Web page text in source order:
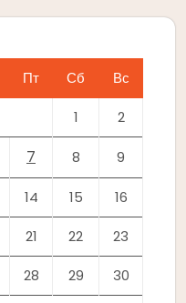
Пт Сб Вс
1 2
7 8 9
14 15 16
21 22 23
28 29 30